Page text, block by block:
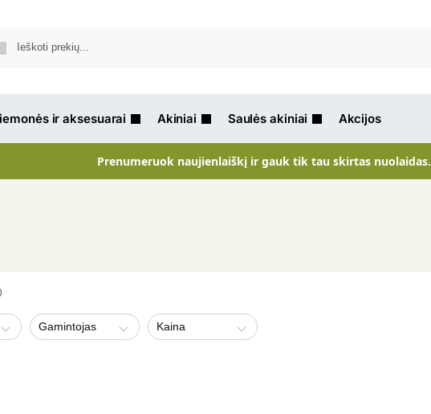
ir aksesuarai Akiniai Saulės akiniai Akcijos
Prenumeruok naujienlaiškį ir gauk tik tau skirtas nuolaidas.
Gamintojas Kaina